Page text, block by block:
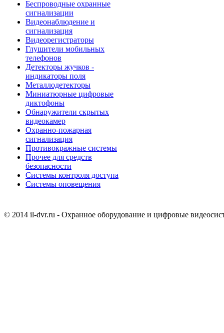
Беспроводные охранные
сигнализации
Видеонаблюдение и
сигнализация
Видеорегистраторы
Глушители мобильных
телефонов
Детекторы жучков -
индикаторы поля
Металлодетекторы
Миниатюрные цифровые
диктофоны
Обнаружители скрытых
видеокамер
Охранно-пожарная
сигнализация
Противокражные системы
Прочее для средств
безопасности
Системы контроля доступа
Системы оповещения
© 2014 il-dvr.ru - Охранное оборудование и цифровые